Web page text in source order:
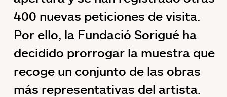
400 nuevas peticiones de visita.
Por ello, la Fundació Sorigué ha
decidido prorrogar la muestra que
recoge un conjunto de las obras
más representativas del artista.